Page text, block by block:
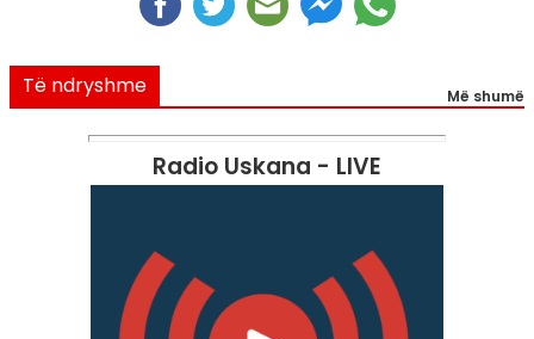
Të ndryshme Më shumë
Radio Uskana - LIVE